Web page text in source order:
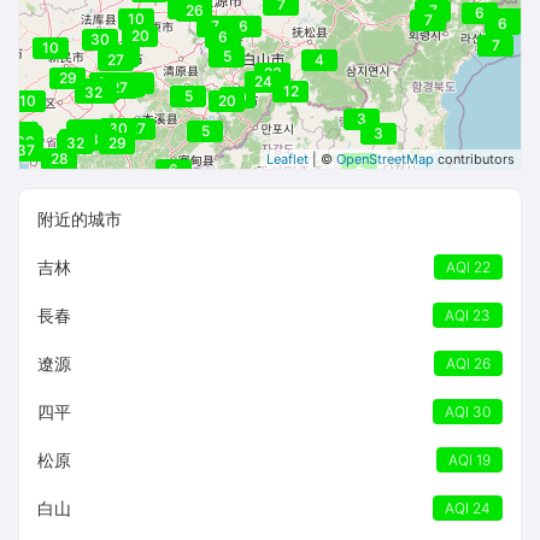
30
3
26
28
26
20
32
24
31
30
28
2
5
29
5
25
6
28
3
10
30
32
26
27
27
6
27
26
6
10
20
32
4
30
32
37
10
7
26
7
30
26
7
5
23
30
27
20
25
7
29
7
6
31
12
36
30
27
28
6
Leaflet | © OpenStreetMap contributors
附近的城市
吉林 AQI 22
長春 AQI 23
遼源 AQI 26
四平 AQI 30
松原 AQI 19
白山 AQI 24